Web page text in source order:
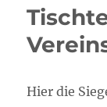
Hier die